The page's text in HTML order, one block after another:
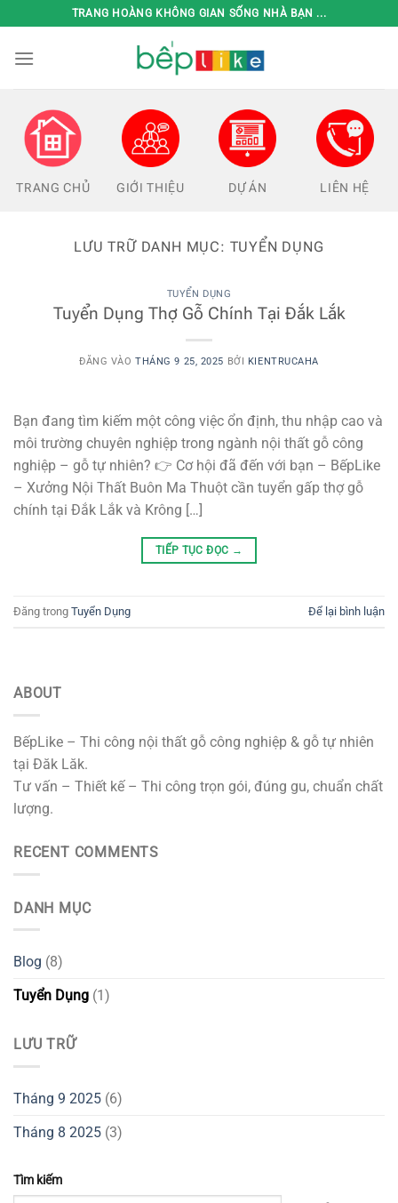
qua
nội
TRANG HOÀNG KHÔNG GIAN SỐNG NHÀ BẠN ...
TRANG CHỦ GIỚI THIỆU DỰ ÁN LIÊN HỆ
LƯU TRỮ DANH MỤC: TUYỂN DỤNG
TUYỂN DỤNG
Tuyển Dụng Thợ Gỗ Chính Tại Đắk Lắk
ĐĂNG VÀOTHÁNG 9 25, 2025 BỞI KIENTRUCAHA
Bạn đang tìm kiếm một công việc ổn định, thu nhập cao và
môi trường chuyên nghiệp trong ngành nội thất gỗ công
nghiệp – gỗ tự nhiên? 👉 Cơ hội đã đến với bạn – BếpLike
– Xưởng Nội Thất Buôn Ma Thuột cần tuyển gấp thợ gỗ
chính tại Đắk Lắk và Krông […]
TIẾP TỤC ĐỌC →
Đăng trong Tuyển Dụng Để lại bình luận
ABOUT
BếpLike – Thi công nội thất gỗ công nghiệp & gỗ tự nhiên
tại Đăk Lăk.
Tư vấn – Thiết kế – Thi công trọn gói, đúng gu, chuẩn chất
lượng.
RECENT COMMENTS
DANH MỤC
Blog (8)
Tuyển Dụng (1)
LƯU TRỮ
Tháng 9 2025 (6)
Tháng 8 2025 (3)
Tìm kiếm